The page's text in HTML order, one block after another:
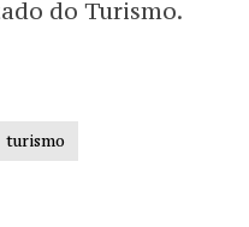
do Turismo.
turismo